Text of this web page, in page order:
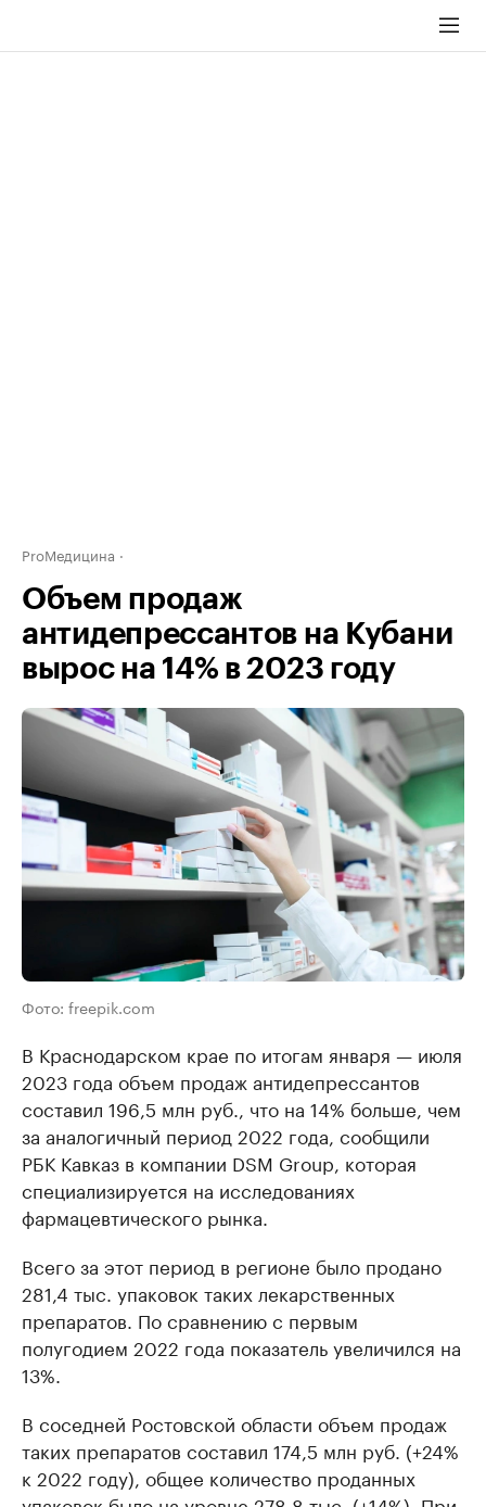
ProМедицина
Объем продаж
антидепрессантов на Кубани
вырос на 14% в 2023 году
Фото: freepik.com
В Краснодарском крае по итогам января — июля
2023 года объем продаж антидепрессантов
составил 196,5 млн руб., что на 14% больше, чем
за аналогичный период 2022 года, сообщили
РБК Кавказ в компании DSM Group, которая
специализируется на исследованиях
фармацевтического рынка.
Всего за этот период в регионе было продано
281,4 тыс. упаковок таких лекарственных
препаратов. По сравнению с первым
полугодием 2022 года показатель увеличился на
13%.
В соседней Ростовской области объем продаж
таких препаратов составил 174,5 млн руб. (+24%
к 2022 году), общее количество проданных